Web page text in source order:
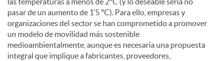
pasar de un aumento de 1’5 ºC). Para ello, empresas y
organizaciones del sector se han comprometido a promover
un modelo de movilidad más sostenible
medioambientalmente, aunque es necesaria una propuesta
integral que implique a fabricantes, proveedores,